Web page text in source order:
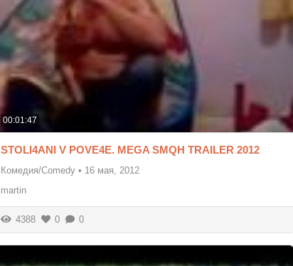
00:01:47
STOLI4ANI V POVE4E. MEGA SMQH TRAILER 2012
Комедия/Comedy • 16 мая, 2012
martin
4388 0 0